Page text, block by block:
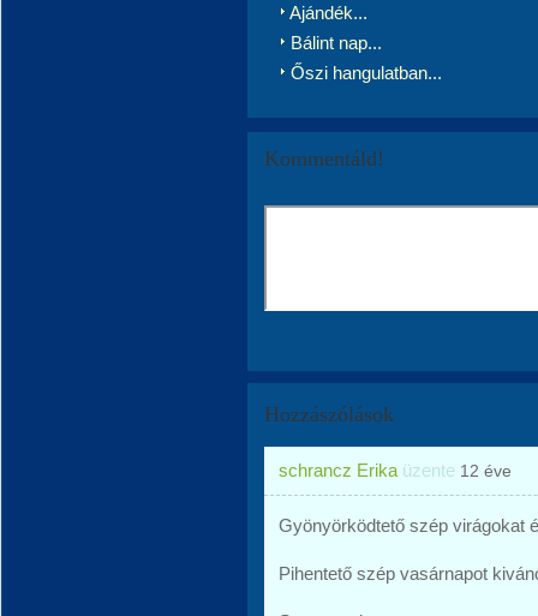
Ajándék...
Bálint nap...
Őszi hangulatban...
Kommentáld!
Hozzászólások
schrancz Erika üzente 12 éve
Gyönyörködtető szép virágokat
Pihentető szép vasárnapot